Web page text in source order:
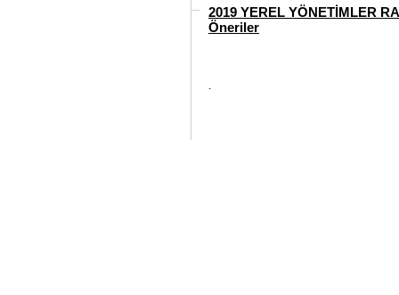
2019 YEREL YÖNETİMLER
Öneriler
.